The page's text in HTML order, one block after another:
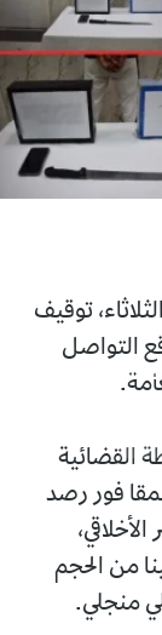
توقيف
التواصل
القضائية
فور رصد
من الحجم
منجلي.